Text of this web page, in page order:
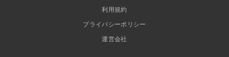
利用規約
プライバシーポリシー
運営会社